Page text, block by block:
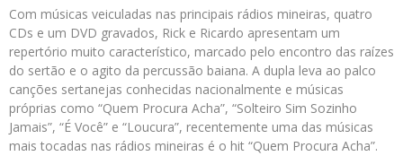
Com músicas veiculadas nas principais rádios mineiras, quatro
CDs e um DVD gravados, Rick e Ricardo apresentam um
repertório muito característico, marcado pelo encontro das raízes
do sertão e o agito da percussão baiana. A dupla leva ao palco
canções sertanejas conhecidas nacionalmente e músicas
próprias como “Quem Procura Acha”, “Solteiro Sim Sozinho
Jamais”, “É Você” e “Loucura”, recentemente uma das músicas
mais tocadas nas rádios mineiras é o hit “Quem Procura Acha”.